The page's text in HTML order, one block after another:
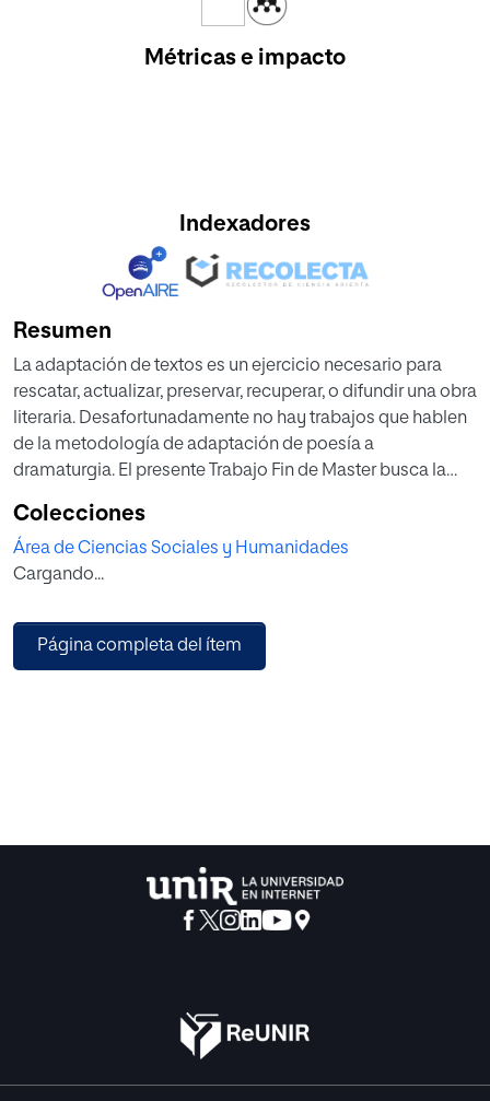
Métricas e impacto
Indexadores
Resumen
La adaptación de textos es un ejercicio necesario para
rescatar, actualizar, preservar, recuperar, o difundir una obra
literaria. Desafortunadamente no hay trabajos que hablen
de la metodología de adaptación de poesía a
dramaturgia. El presente Trabajo Fin de Master busca la
un texto poético a dramático usando como ejemplo los
poemarios para niños la Alegría de querer y Preguntario
del autor colombiano Jairo Aníbal Niño. Esta propuesta se
algunos ejemplos de adaptación efectuando variaciones
formales que hacen que cada adaptación sea diferente.
Colecciones
Área de Ciencias Sociales y Humanidades
Cargando...
Página completa del ítem